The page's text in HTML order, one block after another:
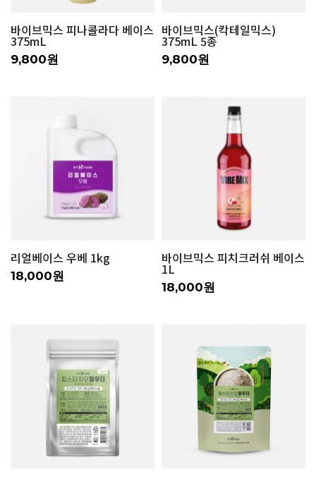
바이브믹스 피나콜라다 베이스
375mL
9,800원
바이브믹스(칵테일믹스)
375mL 5종
9,800원
리얼베이스 우베 1kg
18,000원
바이브믹스 피치크러쉬 베이스
1L
18,000원